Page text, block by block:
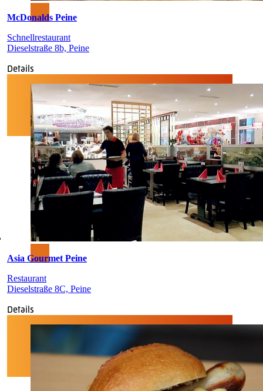
McDonalds Peine
Schnellrestaurant
Dieselstraße 8b, Peine
Details
Asia Gourmet Peine
Restaurant
Dieselstraße 8C, Peine
Details